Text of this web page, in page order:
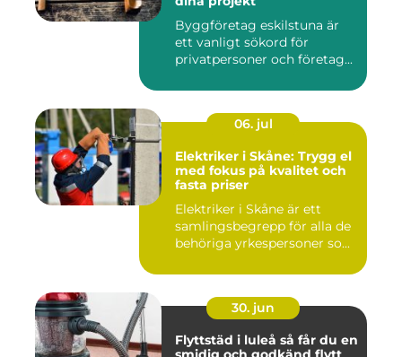
Byggföretag eskilstuna är
ett vanligt sökord för
privatpersoner och företag...
06. jul
Elektriker i Skåne: Trygg el
med fokus på kvalitet och
fasta priser
Elektriker i Skåne är ett
samlingsbegrepp för alla de
behöriga yrkespersoner so...
30. jun
Flyttstäd i luleå så får du en